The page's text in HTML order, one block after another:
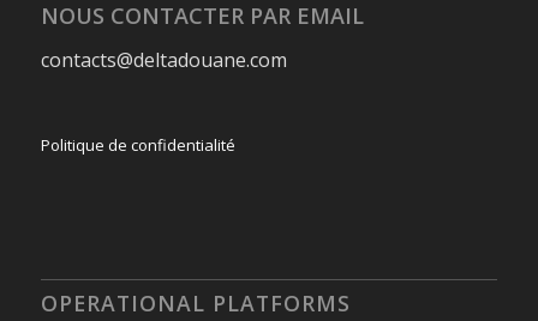
NOUS CONTACTER PAR EMAIL
contacts@deltadouane.com
Politique de confidentialité
OPERATIONAL PLATFORMS